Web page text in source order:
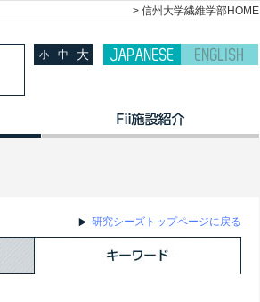
> 信州大学繊維学部HOME
小 中 大
研究シーズトップページに戻る